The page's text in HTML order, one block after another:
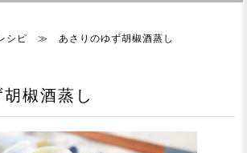
シピ ≫ あさりのゆず胡椒酒蒸し
椒酒蒸し